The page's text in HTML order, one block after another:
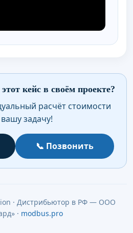
кейс в своём проекте?
расчёт стоимости
задачу!
📞 Позвонить
· Дистрибьютор в РФ — ООО
· modbus.pro